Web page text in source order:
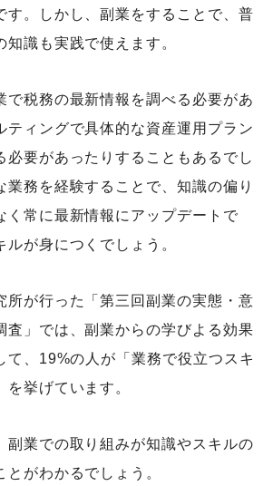
す。しかし、副業をすることで、普
識も実践で使えます。
で税務の最新情報を調べる必要があ
ティングで具体的な資産運用プラン
必要があったりすることもあるでし
業務を経験することで、知識の偏り
く常に最新情報にアップデートで
ルが身につくでしょう。
所が行った「第三回副業の実態・意
査」では、副業からの学びよる効果
て、19%の人が「業務で役立つスキ
挙げています。
副業での取り組みが知識やスキルの
がわかるでしょう。